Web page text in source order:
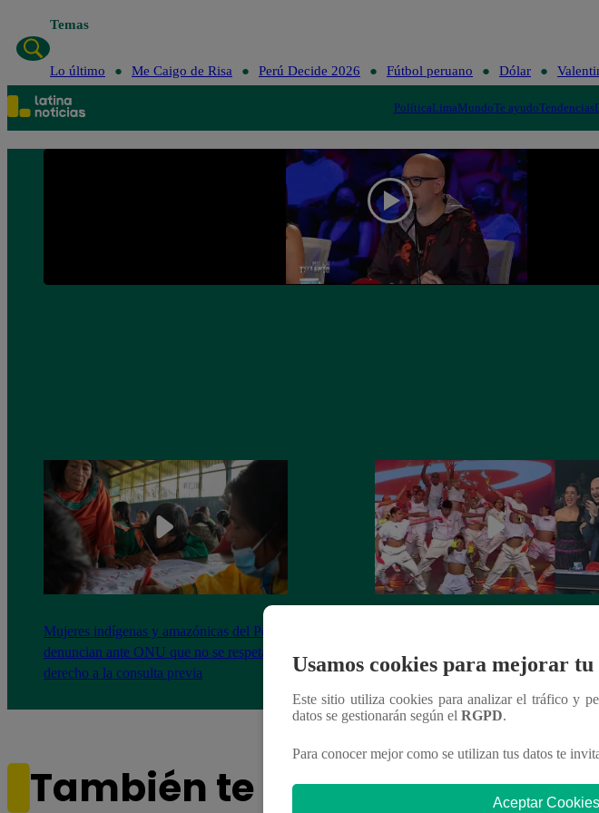
Temas
Lo último Me Caigo de Risa Perú Decide 2026 Fútbol peruano Dólar
PolíticaLimaMundoTe ayudoTendencias
Mujeres indígenas y amazónicas del Perú
denuncian ante ONU que no se respeta su
derecho a la consulta previa
También te puede interesar
Usamos cookies para mejorar
Este sitio utiliza cookies para analizar el tráfico y
datos se gestionarán según el RGPD.
Para conocer mejor como se utilizan tus datos te
Aceptar Cookies